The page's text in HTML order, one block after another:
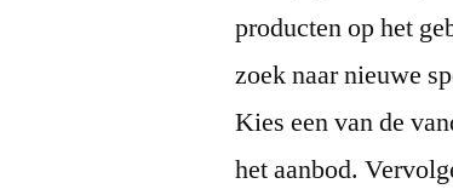
producten op het
zoek naar nieuwe
Kies een van de
het aanbod.